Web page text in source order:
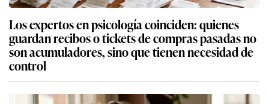
Los expertos en psicología coinciden: quienes
guardan recibos o tickets de compras pasadas no
son acumuladores, sino que tienen necesidad de
control